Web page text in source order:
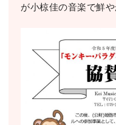
が小椋佳の音楽で鮮